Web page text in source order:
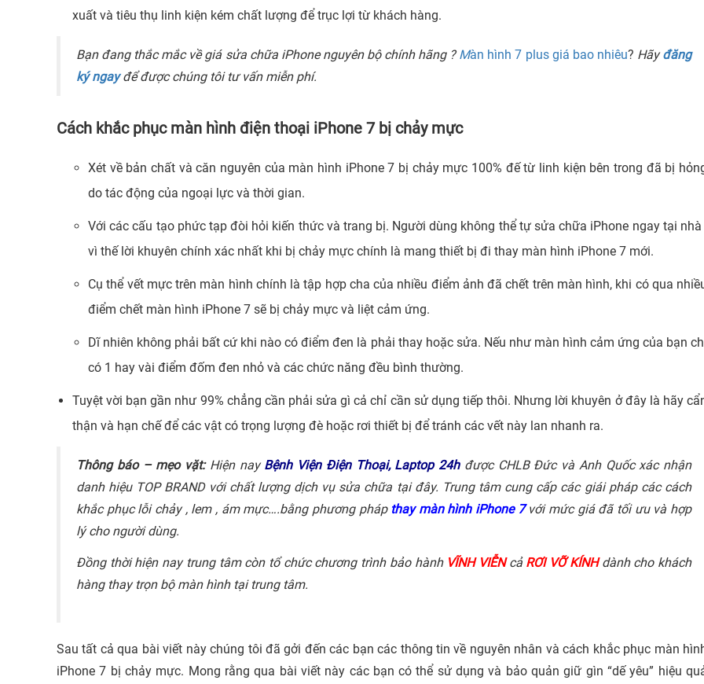
xuất và tiêu thụ linh kiện kém chất lượng để trục lợi từ khách hàng.
Bạn đang thắc mắc về giá sửa chữa iPhone nguyên bộ chính hãng ?Màn hình 7 plus giá bao nhiêu? Hãyđăng
ký ngayđể được chúng tôi tư vấn miễn phí.
Cách khắc phục màn hình điện thoại iPhone 7 bị chảy mực
Xét về bản chất và căn nguyên của màn hình iPhone 7 bị chảy mực 100% đế từ linh kiện bên trong đã bị
do tác động của ngoại lực và thời gian.
Với các cấu tạo phức tạp đòi hỏi kiến thức và trang bị. Người dùng không thể tự sửa chữa iPhone ngay tại nhà
vì thế lời khuyên chính xác nhất khi bị chảy mực chính là mang thiết bị đi thay màn hình iPhone 7 mới.
Cụ thể vết mực trên màn hình chính là tập hợp cha của nhiều điểm ảnh đã chết trên màn hình, khi có qua
điểm chết màn hình iPhone 7 sẽ bị chảy mực và liệt cảm ứng.
Dĩ nhiên không phải bất cứ khi nào có điểm đen là phải thay hoặc sửa. Nếu như màn hình cảm ứng của bạn
có 1 hay vài điểm đốm đen nhỏ và các chức năng đều bình thường.
Tuyệt vời bạn gần như 99% chẳng cần phải sửa gì cả chỉ cần sử dụng tiếp thôi. Nhưng lời khuyên ở đây là hãy
thận và hạn chế để các vật có trọng lượng đè hoặc rơi thiết bị để tránh các vết này lan nhanh ra.
Thông báo – mẹo vặt:Hiện nay Bệnh Viện Điện Thoại, Laptop 24h được CHLB Đức và Anh Quốc xác nhận
danh hiệu TOP BRAND với chất lượng dịch vụ sửa chữa tại đây. Trung tâm cung cấp các giái pháp các cách
khắc phục lỗi chảy , lem , ám mực….bằng phương pháp thay màn hình iPhone 7với mức giá đã tối ưu và hợp
lý cho người dùng.
Đồng thời hiện nay trung tâm còn tổ chức chương trình bảo hành VĨNH VIỄN cả RƠI VỠ KÍNHdành cho khách
hàng thay trọn bộ màn hình tại trung tâm.
Sau tất cả qua bài viết này chúng tôi đã gởi đến các bạn các thông tin về nguyên nhân và cách khắc phục màn
iPhone 7 bị chảy mực. Mong rằng qua bài viết này các bạn có thể sử dụng và bảo quản giữ gìn “dế yêu” hiệu